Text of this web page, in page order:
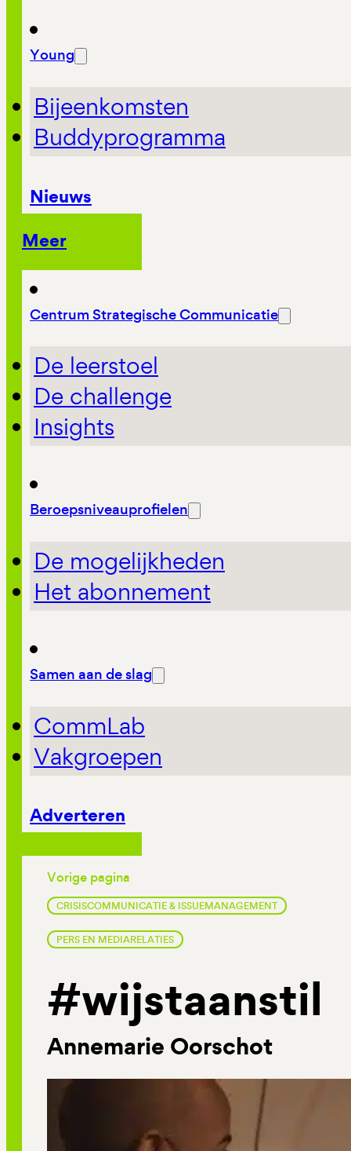
Young
Bijeenkomsten
Buddyprogramma
Nieuws
Meer
Centrum Strategische Communicatie
De leerstoel
De challenge
Insights
Beroepsniveauprofielen
De mogelijkheden
Het abonnement
Samen aan de slag
CommLab
Vakgroepen
Adverteren
Vorige pagina
CRISISCOMMUNICATIE & ISSUEMANAGEMENT
PERS EN MEDIARELATIES
#wijstaanstil
Annemarie Oorschot